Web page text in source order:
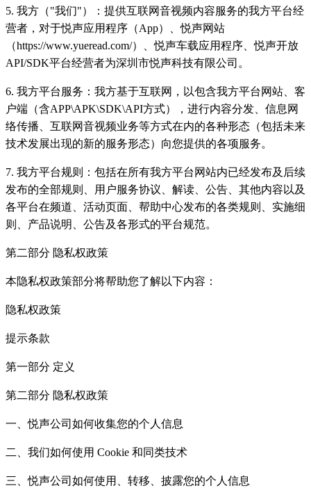
5. 我方（"我们"）：提供互联网音视频内容服务的我方平台经
营者，对于悦声应用程序（App）、悦声网站
（https://www.yueread.com/）、悦声车载应用程序、悦声开放
API/SDK平台经营者为深圳市悦声科技有限公司。
6. 我方平台服务：我方基于互联网，以包含我方平台网站、客
户端（含APP\APK\SDK\API方式），进行内容分发、信息网
络传播、互联网音视频业务等方式在内的各种形态（包括未来
技术发展出现的新的服务形态）向您提供的各项服务。
7. 我方平台规则：包括在所有我方平台网站内已经发布及后续
发布的全部规则、用户服务协议、解读、公告、其他内容以及
各平台在频道、活动页面、帮助中心发布的各类规则、实施细
则、产品说明、公告及各形式的平台规范。
第二部分 隐私权政策
本隐私权政策部分将帮助您了解以下内容：
隐私权政策
提示条款
第一部分 定义
第二部分 隐私权政策
一、悦声公司如何收集您的个人信息
二、我们如何使用 Cookie 和同类技术
三、悦声公司如何使用、转移、披露您的个人信息